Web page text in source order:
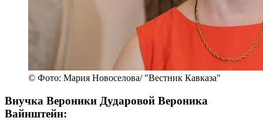
© Фото: Мария Новоселова/ "Вестник Кавказа"
Внучка Вероники Дударовой Вероника
Вайнштейн: